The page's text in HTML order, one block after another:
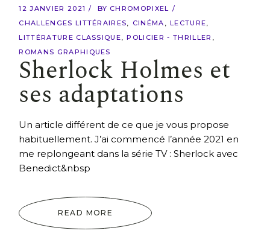
12 JANVIER 2021 BY CHROMOPIXEL
CHALLENGES LITTÉRAIRES
CINÉMA
LECTURE
LITTÉRATURE CLASSIQUE
POLICIER - THRILLER
ROMANS GRAPHIQUES
Sherlock Holmes et
ses adaptations
Un article différent de ce que je vous propose
habituellement. J’ai commencé l’année 2021 en
me replongeant dans la série TV : Sherlock avec
Benedict&nbsp
READ MORE